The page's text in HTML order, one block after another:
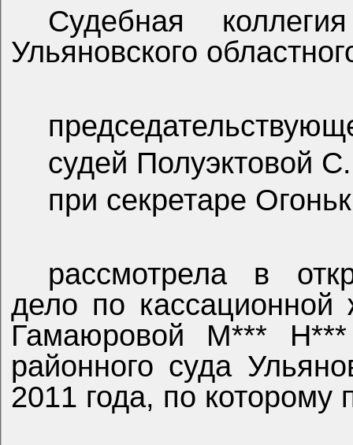
Судебная
Ульяновского
судей Полуэктовой
при секретаре
рассмотрела в
дело по
Гамаюровой М*** Н***
районного суда
2011 года, по которому